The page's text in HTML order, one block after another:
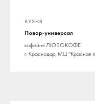
КУХНЯ
Повар-универсал
кофейня ЛЮБОКОФЕ
г. Краснодар, МЦ "Красная